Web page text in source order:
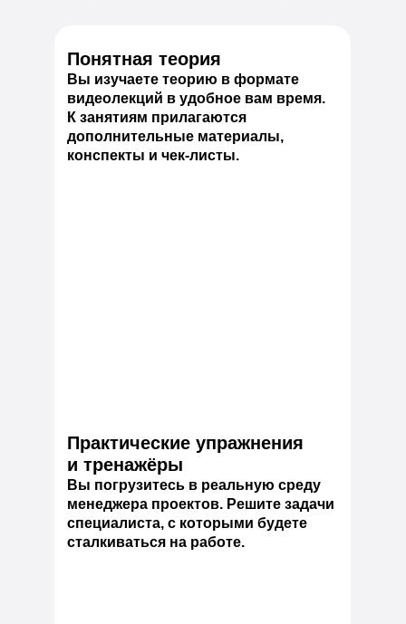
Понятная теория
Вы изучаете теорию в формате
видеолекций в удобное вам время.
К занятиям прилагаются
дополнительные материалы,
конспекты и чек-листы.
Практические упражнения
и тренажёры
Вы погрузитесь в реальную среду
менеджера проектов. Решите задачи
специалиста, с которыми будете
сталкиваться на работе.